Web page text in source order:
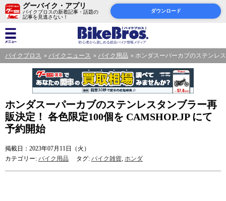
グーバイク・アプリ
バイクブロスの新着記事・話題の
記事を見逃さない！
ダウンロード
バイクブロス バイクニュース バイク用品 ホンダスーパーカブのステンレ
ホンダスーパーカブのステンレスタンブラー再
販決定！ 各色限定100個を CAMSHOP.JP にて
予約開始
掲載日：2023年07月11日（火）
カテゴリー: バイク用品 タグ: バイク雑貨, ホンダ